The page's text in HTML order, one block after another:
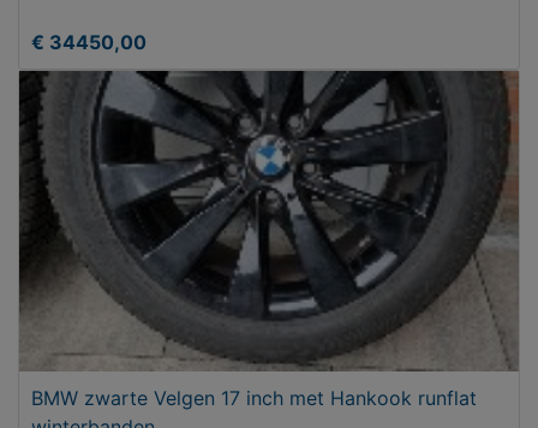
€ 34450,00
BMW zwarte Velgen 17 inch met Hankook runflat